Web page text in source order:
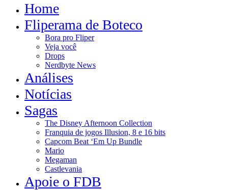
Home
Fliperama de Boteco
Bora pro Fliper
Veja você
Drops
Nerdbyte News
Análises
Notícias
Sagas
The Disney Afternoon Collection
Franquia de jogos Illusion, 8 e 16 bits
Capcom Beat ‘Em Up Bundle
Mario
Megaman
Castlevania
Apoie o FDB